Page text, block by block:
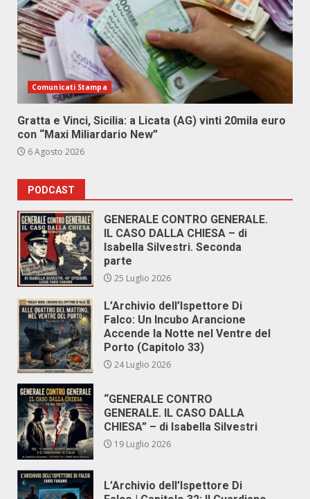
Comunicati Stampa
Gratta e Vinci, Sicilia: a Licata (AG) vinti 20mila euro
con “Maxi Miliardario New”
6 Agosto 2026
PODCAST
GENERALE CONTRO GENERALE.
IL CASO DALLA CHIESA – di
Isabella Silvestri. Seconda
parte
25 Luglio 2026
L’Archivio dell’Ispettore Di
Falco: Un Incubo Arancione
Accende la Notte nel Ventre del
Porto (Capitolo 33)
24 Luglio 2026
“GENERALE CONTRO
GENERALE. IL CASO DALLA
CHIESA” – di Isabella Silvestri
19 Luglio 2026
L’Archivio dell’Ispettore Di